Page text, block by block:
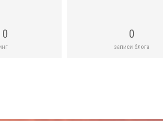
0
записи блога